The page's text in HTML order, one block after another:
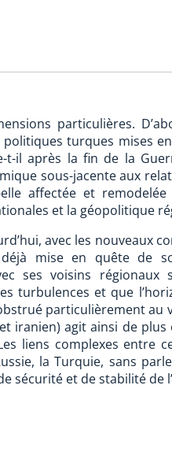
particulières.
turques mises
t-il après la fin de la
sous-jacente aux
affectée et
et la géopolitique
avec les nouveaux
mise en quête de
ses voisins
turbulences et que
particulièrement au
iranien) agit ainsi de
liens complexes entre
la Turquie, sans
sécurité et de stabilité de